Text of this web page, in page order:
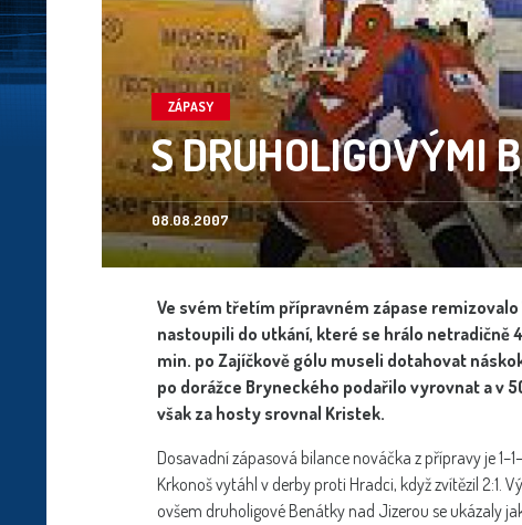
ZÁPASY
S DRUHOLIGOVÝMI
08.08.2007
Ve svém třetím přípravném zápase
nastoupili do utkání, které se hrálo netradičně
min. po Zajíčkově gólu museli dotahovat
po dorážce Bryneckého podařilo vyrovnat a v
však za hosty srovnal Kristek.
Dosavadní zápasová bilance nováčka z přípravy je
Krkonoš vytáhl v derby proti Hradci, když zvítězil 2:1.
ovšem druholigové Benátky nad Jizerou se ukázaly